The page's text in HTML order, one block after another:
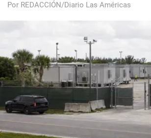
Por REDACCIÓN/Diario Las Américas